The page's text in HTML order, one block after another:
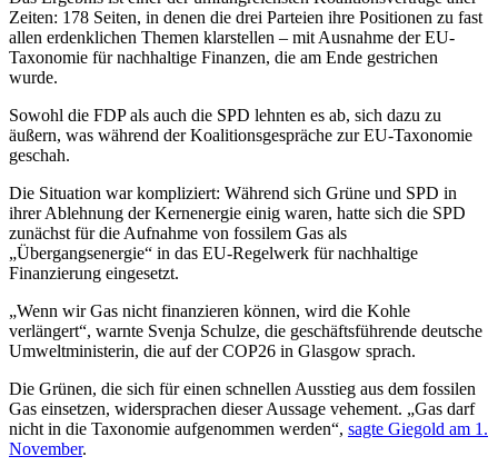
Zeiten: 178 Seiten, in denen die drei Parteien ihre Positionen zu fast
allen erdenklichen Themen klarstellen – mit Ausnahme der EU-
Taxonomie für nachhaltige Finanzen, die am Ende gestrichen
wurde.
Sowohl die FDP als auch die SPD lehnten es ab, sich dazu zu
äußern, was während der Koalitionsgespräche zur EU-Taxonomie
geschah.
Die Situation war kompliziert: Während sich Grüne und SPD in
ihrer Ablehnung der Kernenergie einig waren, hatte sich die SPD
zunächst für die Aufnahme von fossilem Gas als
„Übergangsenergie“ in das EU-Regelwerk für nachhaltige
Finanzierung eingesetzt.
„Wenn wir Gas nicht finanzieren können, wird die Kohle
verlängert“, warnte Svenja Schulze, die geschäftsführende deutsche
Umweltministerin, die auf der COP26 in Glasgow sprach.
Die Grünen, die sich für einen schnellen Ausstieg aus dem fossilen
Gas einsetzen, widersprachen dieser Aussage vehement. „Gas darf
nicht in die Taxonomie aufgenommen werden“, sagte Giegold am 1.
November.